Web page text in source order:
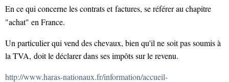
En ce qui concerne les contrats et factures, se référer au chapitre
"achat" en France.
Un particulier qui vend des chevaux, bien qu'il ne soit pas soumis à
la TVA, doit le déclarer dans ses impôts sur le revenu.
http://www.haras-nationaux.fr/information/accueil-